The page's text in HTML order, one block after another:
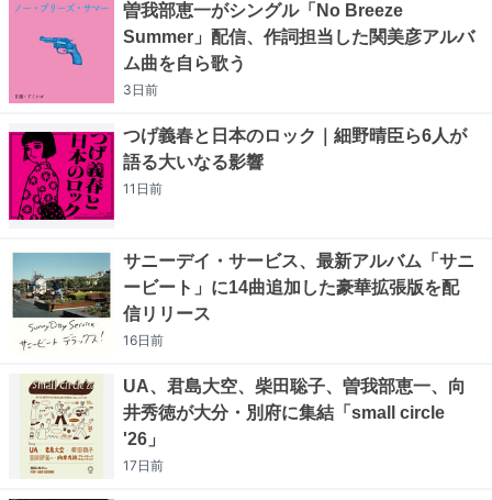
曽我部恵一がシングル「No Breeze
Summer」配信、作詞担当した関美彦アルバ
ム曲を自ら歌う
3日前
つげ義春と日本のロック｜細野晴臣ら6人が
語る大いなる影響
11日前
サニーデイ・サービス、最新アルバム「サニ
ービート」に14曲追加した豪華拡張版を配
信リリース
16日前
UA、君島大空、柴田聡子、曽我部恵一、向
井秀徳が大分・別府に集結「small circle
'26」
17日前